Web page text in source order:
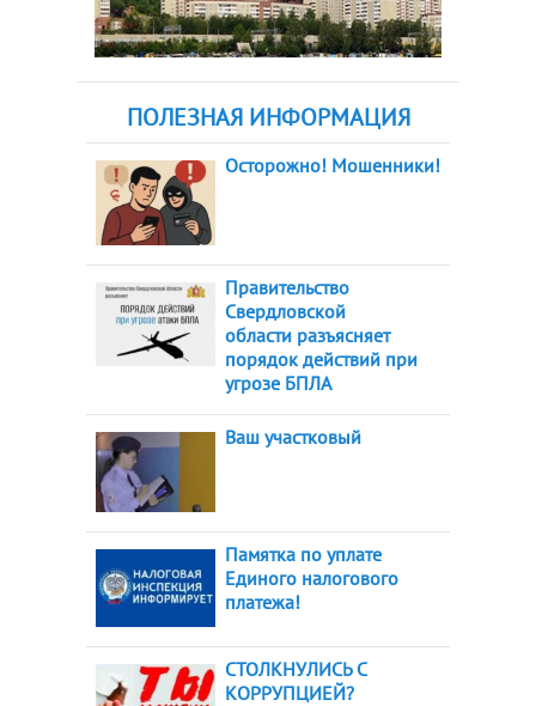
ПОЛЕЗНАЯ ИНФОРМАЦИЯ
Осторожно! Мошенники!
Правительство
Свердловской
области разъясняет
порядок действий при
угрозе БПЛА
Ваш участковый
Памятка по уплате
Единого налогового
платежа!
СТОЛКНУЛИСЬ С
КОРРУПЦИЕЙ?